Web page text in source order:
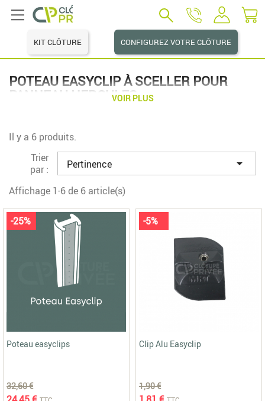
KIT CLÔTURE CONFIGUREZ VOTRE CLÔTURE
POTEAU EASYCLIP À SCELLER POUR
PANNEAU HERCULES
VOIR PLUS
Il y a 6 produits.
Trier
par :
Pertinence 
Affichage 1-6 de 6 article(s)
Poteau easyclips
32,60 €
-25%
Clip Alu Easyclip
1,90 €
-5%